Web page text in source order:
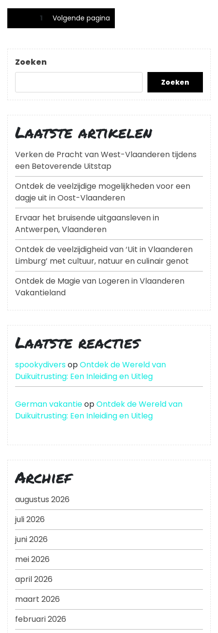
Berichtnavigatie
1 Volgende pagina
Zoeken
Zoeken
Laatste artikelen
Verken de Pracht van West-Vlaanderen tijdens
een Betoverende Uitstap
Ontdek de veelzijdige mogelijkheden voor een
dagje uit in Oost-Vlaanderen
Ervaar het bruisende uitgaansleven in
Antwerpen, Vlaanderen
Ontdek de veelzijdigheid van ‘Uit in Vlaanderen
Limburg’ met cultuur, natuur en culinair genot
Ontdek de Magie van Logeren in Vlaanderen
Vakantieland
Laatste reacties
spookydiversopOntdek de Wereld van
Duikuitrusting: Een Inleiding en Uitleg
German vakantieopOntdek de Wereld van
Duikuitrusting: Een Inleiding en Uitleg
Archief
augustus 2026
juli 2026
juni 2026
mei 2026
april 2026
maart 2026
februari 2026